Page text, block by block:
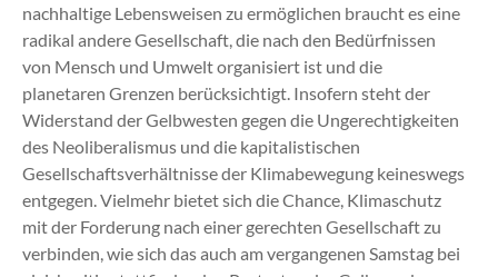
nachhaltige Lebensweisen zu ermöglichen braucht es eine
radikal andere Gesellschaft, die nach den Bedürfnissen
von Mensch und Umwelt organisiert ist und die
planetaren Grenzen berücksichtigt. Insofern steht der
Widerstand der Gelbwesten gegen die Ungerechtigkeiten
des Neoliberalismus und die kapitalistischen
Gesellschaftsverhältnisse der Klimabewegung keineswegs
entgegen. Vielmehr bietet sich die Chance, Klimaschutz
mit der Forderung nach einer gerechten Gesellschaft zu
verbinden, wie sich das auch am vergangenen Samstag bei